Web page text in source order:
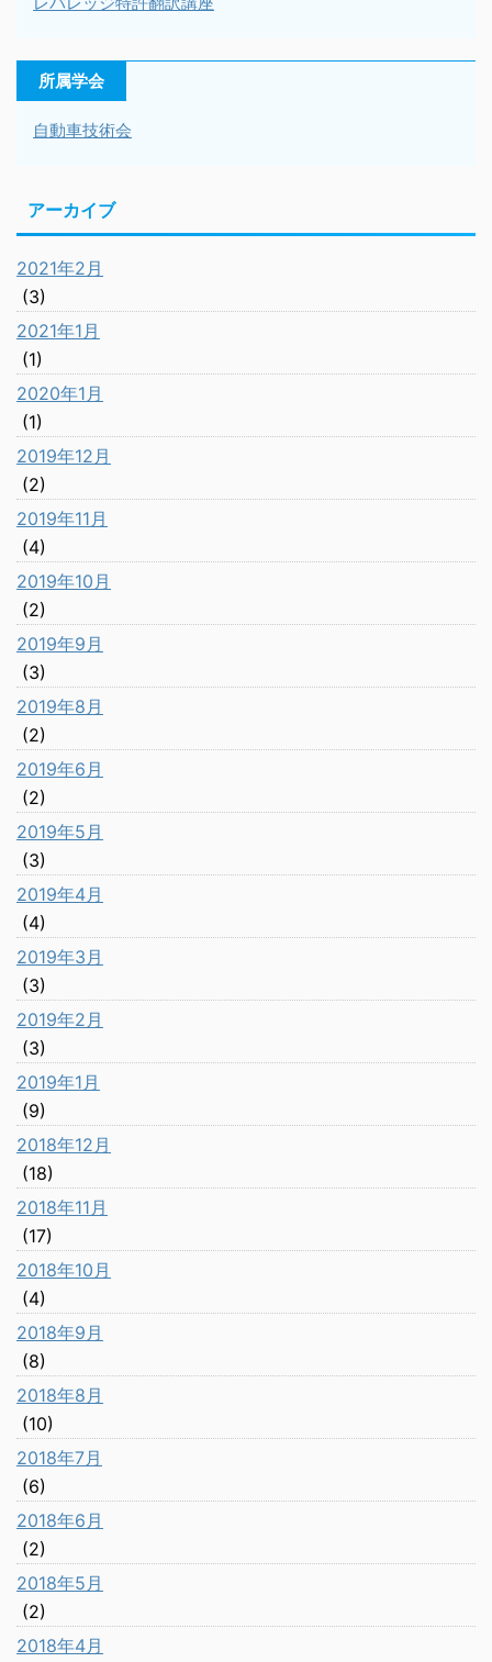
所属学会
自動車技術会
アーカイブ
2021年2月
(3)
2021年1月
(1)
2020年1月
(1)
2019年12月
(2)
2019年11月
(4)
2019年10月
(2)
2019年9月
(3)
2019年8月
(2)
2019年6月
(2)
2019年5月
(3)
2019年4月
(4)
2019年3月
(3)
2019年2月
(3)
2019年1月
(9)
2018年12月
(18)
2018年11月
(17)
2018年10月
(4)
2018年9月
(8)
2018年8月
(10)
2018年7月
(6)
2018年6月
(2)
2018年5月
(2)
2018年4月